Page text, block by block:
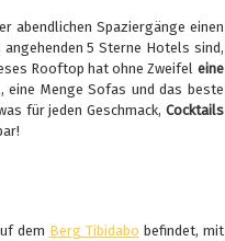
abendlichen Spaziergänge einen
5 Sterne Hotels sind,
Rooftop hat ohne Zweifel eine
eine Menge Sofas und das beste
für jeden Geschmack, Cocktails
dem Berg Tibidabo befindet, mit